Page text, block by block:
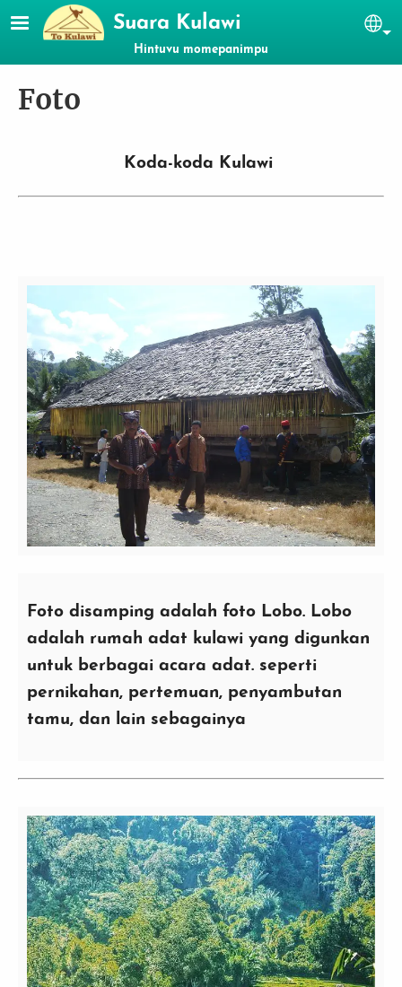
Lompat ke isi utamaSuara Kulawi
Hintuvu momepanimpu
Foto
Koda-koda Kulawi
Foto disamping adalah foto Lobo. Lobo
adalah rumah adat kulawi yang digunkan
untuk berbagai acara adat. seperti
pernikahan, pertemuan, penyambutan
tamu, dan lain sebagainya